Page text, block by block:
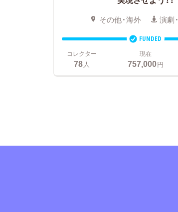
その他・海外 演劇
FUNDED
コレクター
78人
現在
757,000円